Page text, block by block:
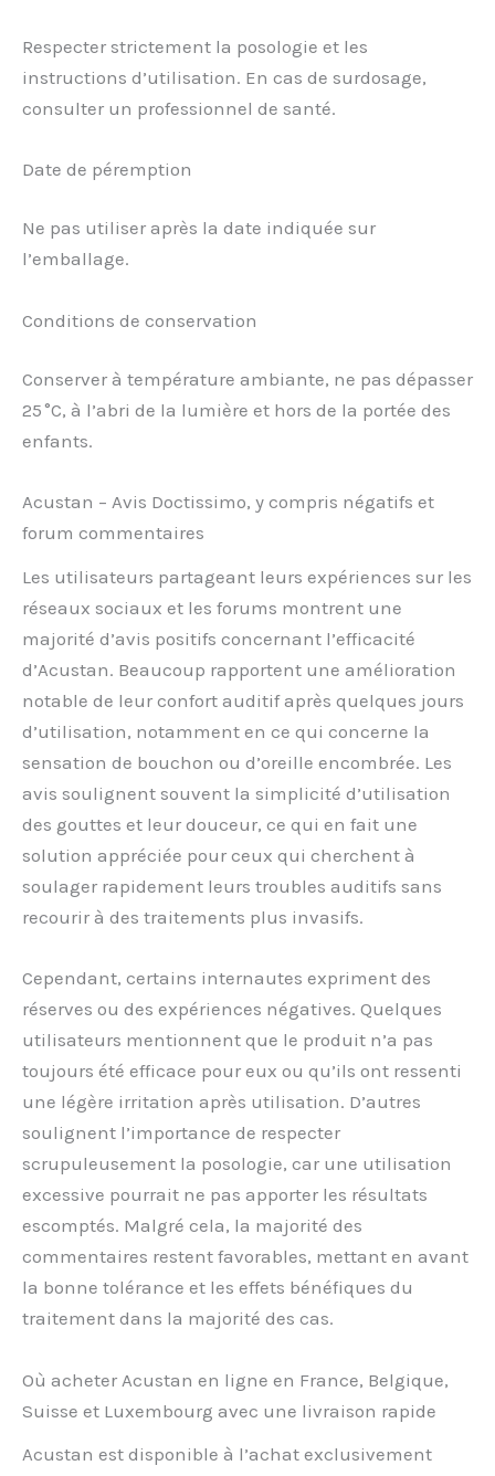
Respecter strictement la posologie et les
instructions d’utilisation. En cas de surdosage,
consulter un professionnel de santé.
Date de péremption
Ne pas utiliser après la date indiquée sur
l’emballage.
Conditions de conservation
Conserver à température ambiante, ne pas dépasser
25 °C, à l’abri de la lumière et hors de la portée des
enfants.
Acustan – Avis Doctissimo, y compris négatifs et
forum commentaires
Les utilisateurs partageant leurs expériences sur les
réseaux sociaux et les forums montrent une
majorité d’avis positifs concernant l’efficacité
d’Acustan. Beaucoup rapportent une amélioration
notable de leur confort auditif après quelques jours
d’utilisation, notamment en ce qui concerne la
sensation de bouchon ou d’oreille encombrée. Les
avis soulignent souvent la simplicité d’utilisation
des gouttes et leur douceur, ce qui en fait une
solution appréciée pour ceux qui cherchent à
soulager rapidement leurs troubles auditifs sans
recourir à des traitements plus invasifs.
Cependant, certains internautes expriment des
réserves ou des expériences négatives. Quelques
utilisateurs mentionnent que le produit n’a pas
toujours été efficace pour eux ou qu’ils ont ressenti
une légère irritation après utilisation. D’autres
soulignent l’importance de respecter
scrupuleusement la posologie, car une utilisation
excessive pourrait ne pas apporter les résultats
escomptés. Malgré cela, la majorité des
commentaires restent favorables, mettant en avant
la bonne tolérance et les effets bénéfiques du
traitement dans la majorité des cas.
Où acheter Acustan en ligne en France, Belgique,
Suisse et Luxembourg avec une livraison rapide
Acustan est disponible à l’achat exclusivement